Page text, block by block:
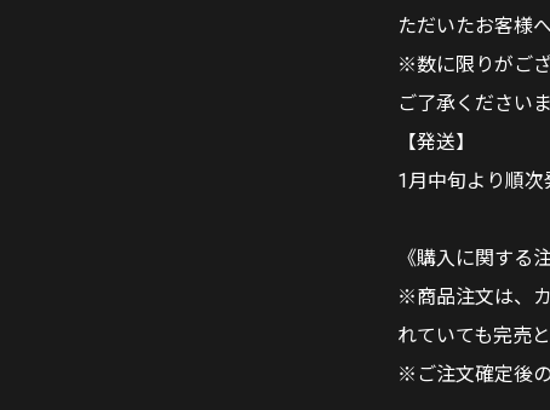
ただいたお客様
※数に限りがご
ご了承くださいま
【発送】
1月中旬より順次
《購入に関する
※商品注文は、
れていても完売
※ご注文確定後